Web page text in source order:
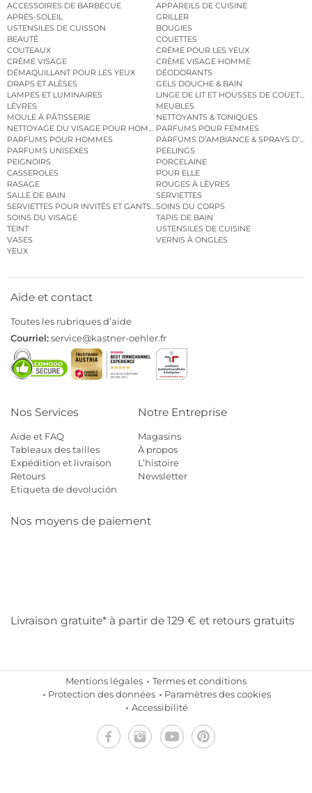
ACCESSOIRES DE BARBECUE
APPAREILS DE CUISINE
APRÈS-SOLEIL
GRILLER
USTENSILES DE CUISSON
BOUGIES
BEAUTÉ
COUETTES
COUTEAUX
CRÈME POUR LES YEUX
CRÈME VISAGE
CRÈME VISAGE HOMME
DÉMAQUILLANT POUR LES YEUX
DÉODORANTS
DRAPS ET ALÈSES
GELS DOUCHE & BAIN
LAMPES ET LUMINAIRES
LINGE DE LIT ET HOUSSES DE COUETTE
LÈVRES
MEUBLES
MOULE À PÂTISSERIE
NETTOYANTS & TONIQUES
NETTOYAGE DU VISAGE POUR HOMMESPARFUMS POUR FEMMES
PARFUMS POUR HOMMES
PARFUMS D’AMBIANCE & SPRAYS
PARFUMS UNISEXES
PEELINGS
PEIGNOIRS
PORCELAINE
CASSEROLES
POUR ELLE
RASAGE
ROUGES À LÈVRES
SALLE DE BAIN
SERVIETTES
SERVIETTES POUR INVITÉS ET GANTS DE TOILETTE
SOINS DU CORPS
SOINS DU VISAGE
TAPIS DE BAIN
TEINT
USTENSILES DE CUISINE
VASES
VERNIS À ONGLES
YEUX
Aide et contact
Toutes les rubriques d’aide
Courriel:service@kastner-oehler.fr
Nos Services
Aide et FAQ
Tableaux des tailles
Expédition et livraison
Retours
Etiqueta de devolución
Notre Entreprise
Magasins
À propos
L’histoire
Newsletter
Nos moyens de paiement
Livraison gratuite* à partir de 129 € et retours gratuits
Mentions légales
Termes et conditions
Protection des données
Paramètres des cookies
Accessibilité